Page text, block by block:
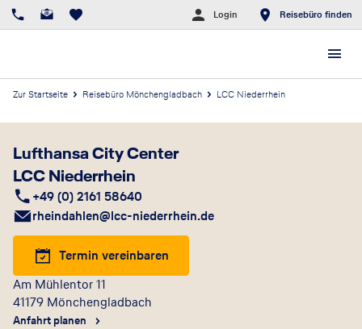
Login Reisebüro finden
Zur Startseite Reisebüro Mönchengladbach LCC Niederrhein
Lufthansa City Center
LCC Niederrhein
+49 (0) 2161 58640
rheindahlen@lcc-niederrhein.de
Termin vereinbaren
Am Mühlentor 11
41179 Mönchengladbach
Anfahrt planen